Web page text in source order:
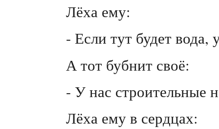
Лёха ему:
- Если тут будет вода,
А тот бубнит своё:
- У нас строительные
Лёха ему в сердцах: